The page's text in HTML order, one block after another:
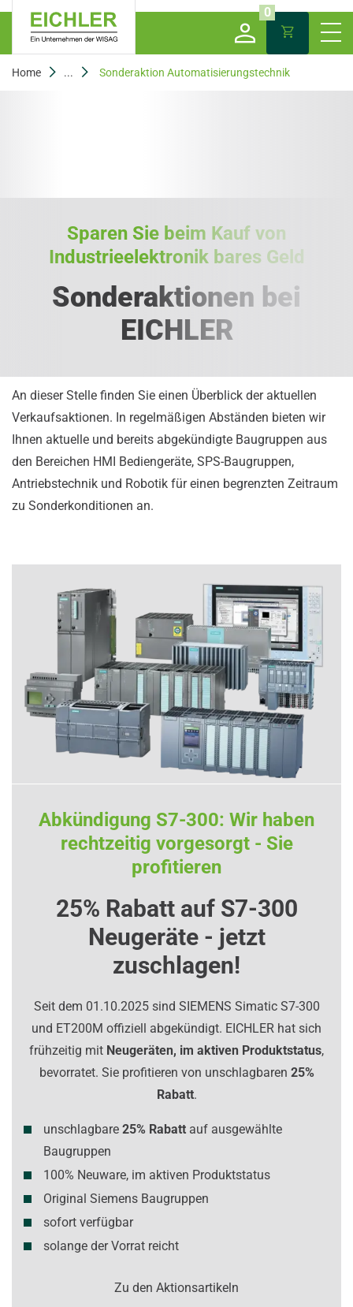
0
Home ... Sonderaktion Automatisierungstechnik
Sparen Sie beim Kauf von
Industrieelektronik bares Geld
Sonderaktionen bei
EICHLER
An dieser Stelle finden Sie einen Überblick der aktuellen
Verkaufsaktionen. In regelmäßigen Abständen bieten wir
Ihnen aktuelle und bereits abgekündigte Baugruppen aus
den Bereichen HMI Bediengeräte, SPS-Baugruppen,
Antriebstechnik und Robotik für einen begrenzten Zeitraum
zu Sonderkonditionen an.
Abkündigung S7-300: Wir haben
rechtzeitig vorgesorgt - Sie
profitieren
25% Rabatt auf S7-300
Neugeräte - jetzt
zuschlagen!
Seit dem 01.10.2025 sind SIEMENS Simatic S7-300
und ET200M offiziell abgekündigt. EICHLER hat sich
frühzeitig mit Neugeräten, im aktiven Produktstatus,
bevorratet. Sie profitieren von unschlagbaren 25%
Rabatt.
unschlagbare 25% Rabatt auf ausgewählte
Baugruppen
100% Neuware, im aktiven Produktstatus
Original Siemens Baugruppen
sofort verfügbar
solange der Vorrat reicht
Zu den Aktionsartikeln